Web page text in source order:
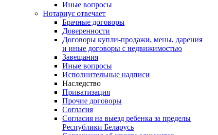
Иные вопросы
Нотариус отвечает
Брачные договоры
Доверенности
Договоры купли-продажи, мены, дарения
и иные договоры с недвижимостью
Завещания
Иные вопросы
Исполнительные надписи
Наследство
Приватизация
Прочие договоры
Согласия
Согласия на выезд ребенка за пределы
Республики Беларусь